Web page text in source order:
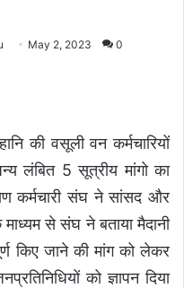
May 2, 2023 0
की वसूली वन कर्मचारियों
लंबित 5 सूत्रीय मांगो का
कर्मचारी संघ ने सांसद और
से संघ ने बताया मैदानी
किए जाने की मांग को लेकर
को ज्ञापन दिया